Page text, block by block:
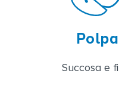
Polpa
Succosa e